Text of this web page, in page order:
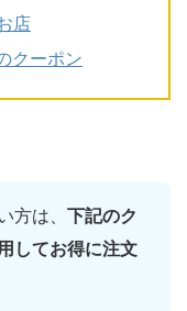
店
クーポン
方は、 下記のク
してお得に注文